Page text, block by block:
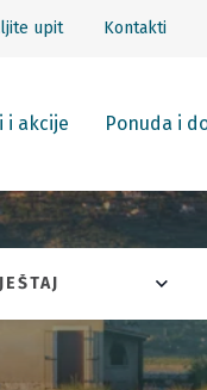
upit Kontakti
i akcije Ponuda i